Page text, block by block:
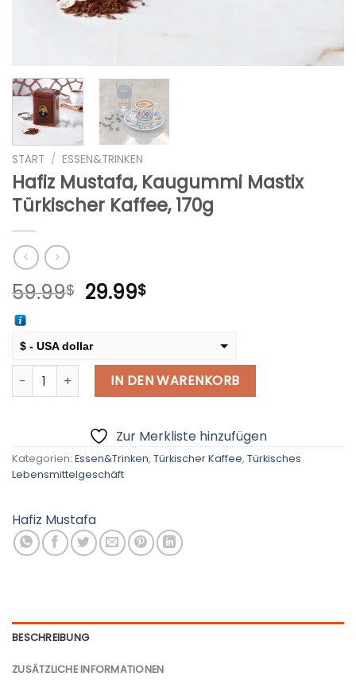
START / ESSEN&TRINKEN
Hafiz Mustafa, Kaugummi Mastix
Türkischer Kaffee, 170g
59.99$ Ursprünglicher
59.99$
29.99$Aktueller
$ - USA dollar
€ - European Euro
Hafiz Mustafa, Kaugummi Mastix Türkischer Kaffee, 170g
IN DEN WARENKORB
Zur Merkliste hinzufügen
Kategorien: Essen&Trinken, Türkischer Kaffee, Türkisches
Lebensmittelgeschäft
Hafiz Mustafa
BESCHREIBUNG
ZUSÄTZLICHE INFORMATIONEN